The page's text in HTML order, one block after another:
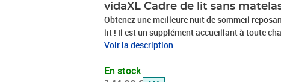
vidaXL Cadre de lit sans
Obtenez une meilleure nuit de sommeil
lit ! Il est un supplément accueillant à toute
velours est un tissu doux et luxueux qui se
toucher doux distinctif, ce qui le rend
Voir la description
En stock